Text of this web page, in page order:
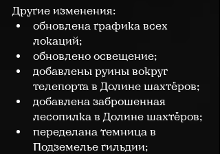
Другие изменения:
обновлена графика всех
локаций;
обновлено освещение;
добавлены руины вокруг
телепорта в Долине шахтёров;
добавлена заброшенная
лесопилка в Долине шахтёров;
переделана темница в
Подземелье гильдии;